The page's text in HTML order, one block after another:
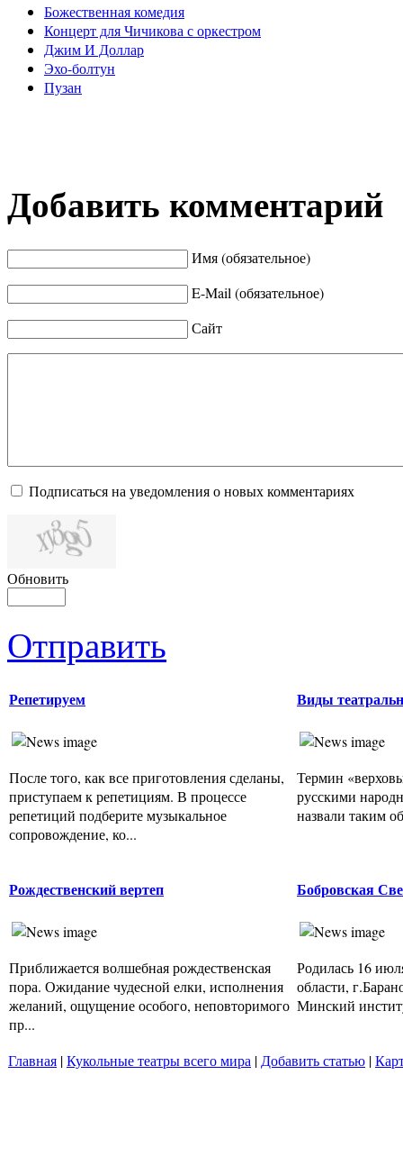
Божественная комедия
Концерт для Чичикова с оркестром
Джим И Доллар
Эхо-болтун
Пузан
Добавить комментарий
Имя (обязательное)
E-Mail (обязательное)
Сайт
Подписаться на уведомления о новых комментариях
Обновить
Отправить
Репетируем
После того, как все приготовления сделаны,
приступаем к репетициям. В процессе
репетиций подберите музыкальное
сопровождение, ко...
Виды
Термин
русскими
назвали таким
Рождественский вертеп
Приближается волшебная рождественская
пора. Ожидание чудесной елки, исполнения
желаний, ощущение особого, неповторимого
пр...
Бобровская
Родилась 16
области,
Минский
Главная |Кукольные театры всего мира | Добавить статью |